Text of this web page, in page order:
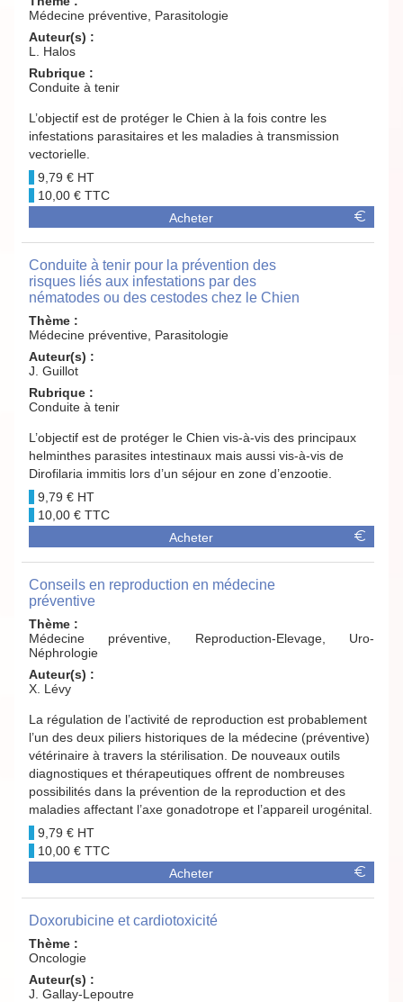
Médecine préventive, Parasitologie
Auteur(s) :
L. Halos
Rubrique :
Conduite à tenir
L’objectif est de protéger le Chien à la fois contre les
infestations parasitaires et les maladies à transmission
vectorielle.
9,79 €
10,00 €
Acheter
Conduite à tenir pour la prévention des
risques liés aux infestations par des
nématodes ou des cestodes chez le Chien
Thème :
Médecine préventive, Parasitologie
Auteur(s) :
J. Guillot
Rubrique :
Conduite à tenir
L’objectif est de protéger le Chien vis-à-vis des principaux
helminthes parasites intestinaux mais aussi vis-à-vis de
Dirofilaria immitis lors d’un séjour en zone d’enzootie.
9,79 €
10,00 €
Acheter
Conseils en reproduction en médecine
préventive
Thème :
Médecine préventive, Reproduction-Elevage, Uro-
Néphrologie
Auteur(s) :
X. Lévy
La régulation de l’activité de reproduction est probablement
l’un des deux piliers historiques de la médecine (préventive)
vétérinaire à travers la stérilisation. De nouveaux outils
diagnostiques et thérapeutiques offrent de nombreuses
possibilités dans la prévention de la reproduction et des
maladies affectant l’axe gonadotrope et l’appareil urogénital.
9,79 €
10,00 €
Acheter
Doxorubicine et cardiotoxicité
Thème :
Oncologie
Auteur(s) :
J. Gallay-Lepoutre